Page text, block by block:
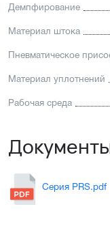
Демпфирование
Материал штока
Пневматическое
Материал уплотнений
Рабочая среда
Серия PRS.pdf